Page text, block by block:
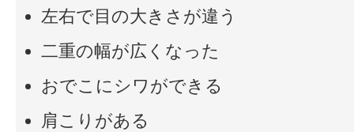
左右で目の大きさが違う
二重の幅が広くなった
おでこにシワができる
肩こりがある